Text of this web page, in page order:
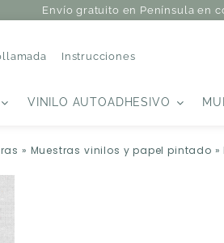
Envío gratuito en Península en
Instrucciones
VINILO AUTOADHESIVO
» Muestras vinilos y papel pintado »